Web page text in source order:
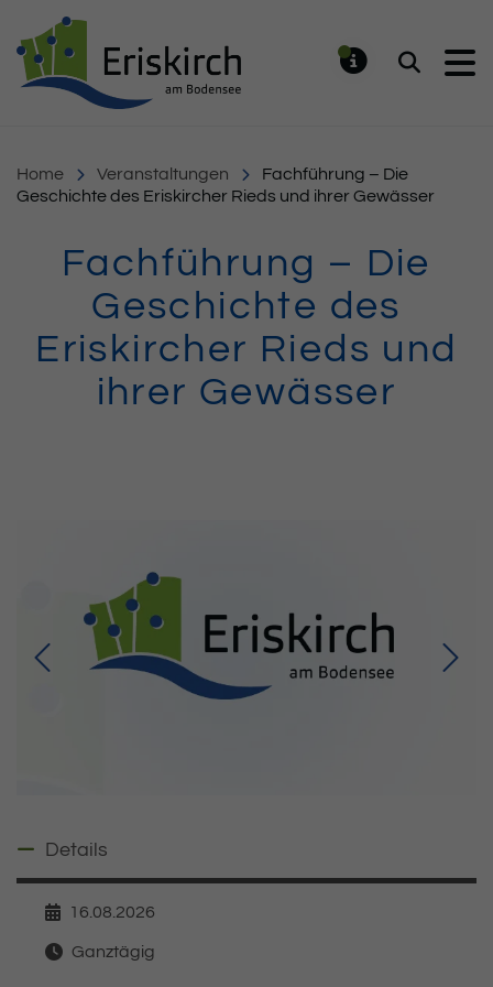
Suchen
Home Veranstaltungen
Fachführung – Die
Geschichte des Eriskircher Rieds und ihrer Gewässer
Fachführung – Die
Geschichte des
Eriskircher Rieds und
ihrer Gewässer
Details ausblenden
Details
Datum
16.08.2026
Zeit
Ganztägig